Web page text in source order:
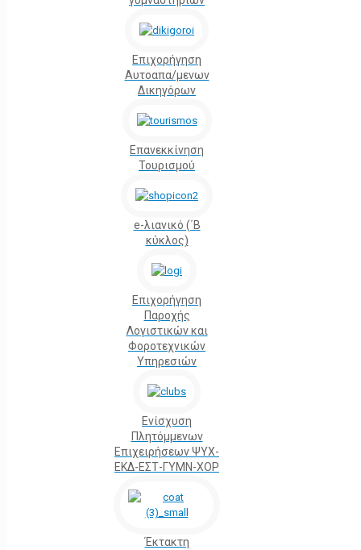
Επιχορήγηση
Αυτοαπα/μενων
Δικηγόρων
Επανεκκίνηση
Τουρισμού
e-λιανικό (΄Β
κύκλος)
Επιχορήγηση
Παροχής
Λογιστικών και
Φοροτεχνικών
Υπηρεσιών
Ενίσχυση
Πλητόμμενων
Επιχειρήσεων ΨΥΧ-
ΕΚΔ-ΕΣΤ-ΓΥΜΝ-ΧΟΡ
Έκτακτη